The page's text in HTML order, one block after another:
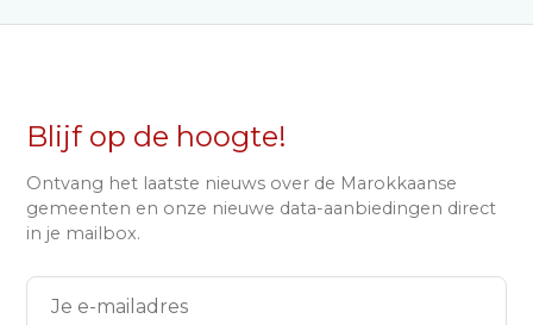
Blijf op de hoogte!
Ontvang het laatste nieuws over de Marokkaanse
gemeenten en onze nieuwe data-aanbiedingen direct
in je mailbox.